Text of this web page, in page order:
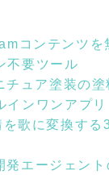
コンテンツを
不要ツール
ュア塗装の塗
インワンアプリ
歌に変換する
エージェント